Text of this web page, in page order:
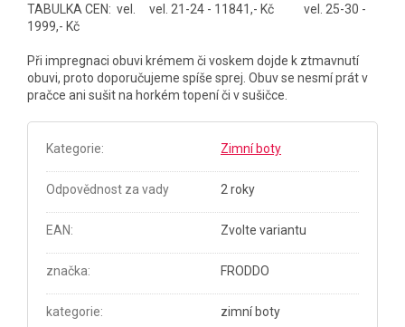
TABULKA CEN: vel. vel. 21-24 - 11841,- Kč vel. 25-30 -
1999,- Kč
Při impregnaci obuvi krémem či voskem dojde k ztmavnutí
obuvi, proto doporučujeme spíše sprej. Obuv se nesmí prát v
pračce ani sušit na horkém topení či v sušičce.
Kategorie: Zimní boty
Odpovědnost za vady 2 roky
EAN: Zvolte variantu
značka: FRODDO
kategorie: zimní boty